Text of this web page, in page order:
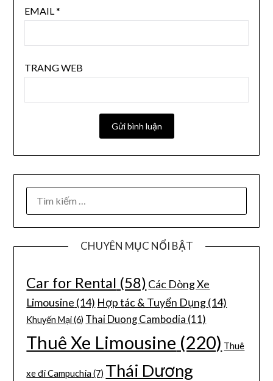
EMAIL*
TRANG WEB
CHUYÊN MỤC NỔI BẬT
Car for Rental (58) Các Dòng Xe
Limousine (14) Hợp tác & Tuyển Dụng(14)
Khuyến Mại(6) Thai Duong Cambodia (11)
Thuê Xe Limousine (220) Thuê
xe đi Campuchia(7) Thái Dương